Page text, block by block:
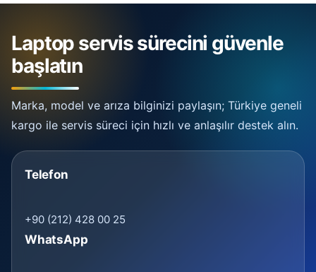
Laptop servis sürecini güvenle
başlatın
Marka, model ve arıza bilginizi paylaşın; Türkiye geneli
kargo ile servis süreci için hızlı ve anlaşılır destek alın.
Telefon
+90 (212) 428 00 25
WhatsApp